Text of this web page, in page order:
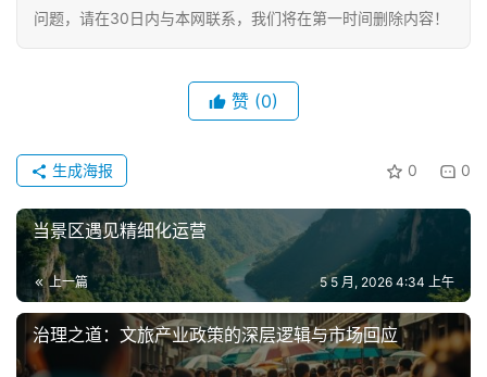
问题，请在30日内与本网联系，我们将在第一时间删除内容！
赞 (0)
0 0
生成海报
当景区遇见精细化运营
上一篇 5 5 月, 2026 4:34 上午
治理之道：文旅产业政策的深层逻辑与市场回应